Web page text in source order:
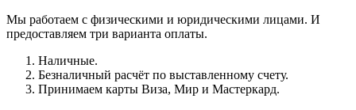
Мы работаем с физическими и юридическими лицами. И
предоставляем три варианта оплаты.
Наличные.
Безналичный расчёт по выставленному счету.
Принимаем карты Виза, Мир и Мастеркард.